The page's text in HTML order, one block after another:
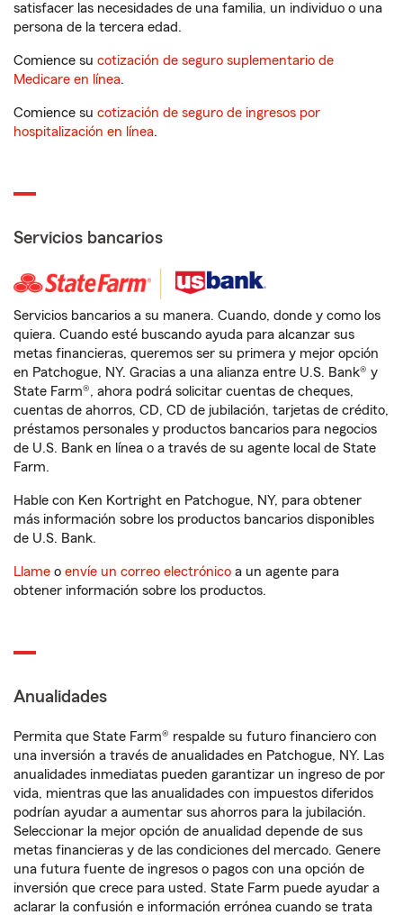
satisfacer las necesidades de una familia, un individuo o una
persona de la tercera edad.
Comience su cotización de seguro suplementario de
Medicare en línea.
Comience su cotización de seguro de ingresos por
hospitalización en línea.
Servicios bancarios
Servicios bancarios a su manera. Cuando, donde y como los
quiera. Cuando esté buscando ayuda para alcanzar sus
metas financieras, queremos ser su primera y mejor opción
en Patchogue, NY. Gracias a una alianza entre U.S. Bank® y
State Farm®, ahora podrá solicitar cuentas de cheques,
cuentas de ahorros, CD, CD de jubilación, tarjetas de crédito,
préstamos personales y productos bancarios para negocios
de U.S. Bank en línea o a través de su agente local de State
Farm.
Hable con Ken Kortright en Patchogue, NY, para obtener
más información sobre los productos bancarios disponibles
de U.S. Bank.
Llame o envíe un correo electrónico a un agente para
obtener información sobre los productos.
Anualidades
Permita que State Farm® respalde su futuro financiero con
una inversión a través de anualidades en Patchogue, NY. Las
anualidades inmediatas pueden garantizar un ingreso de por
vida, mientras que las anualidades con impuestos diferidos
podrían ayudar a aumentar sus ahorros para la jubilación.
Seleccionar la mejor opción de anualidad depende de sus
metas financieras y de las condiciones del mercado. Genere
una futura fuente de ingresos o pagos con una opción de
inversión que crece para usted. State Farm puede ayudar a
aclarar la confusión e información errónea cuando se trata